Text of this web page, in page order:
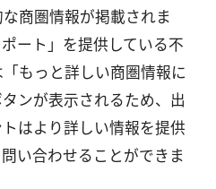
商圏情報が掲載されま
ート」を提供している不
もっと詳しい商圏情報に
ンが表示されるため、出
はより詳しい情報を提供
い合わせることができま